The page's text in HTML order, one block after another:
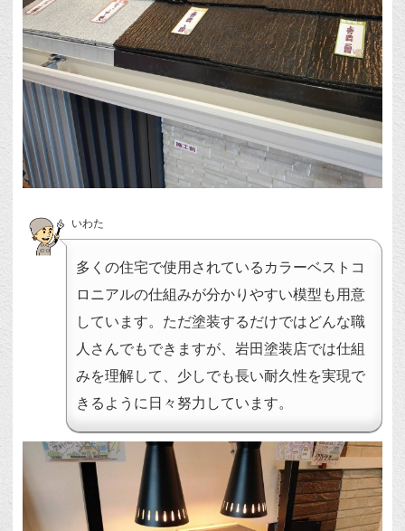
いわた
多くの住宅で使用されているカラーベストコ
ロニアルの仕組みが分かりやすい模型も用意
しています。ただ塗装するだけではどんな職
人さんでもできますが、岩田塗装店では仕組
みを理解して、少しでも長い耐久性を実現で
きるように日々努力しています。